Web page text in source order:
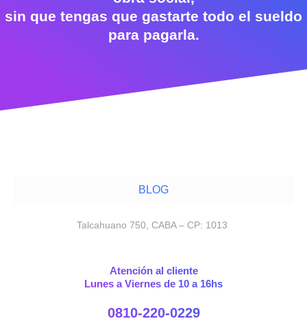
sin que tengas que gastarte todo el sueldo
para pagarla.
BLOG
Talcahuano 750, CABA – CP: 1013
Atención al cliente
Lunes a Viernes de 10 a 16hs
0810-220-0229